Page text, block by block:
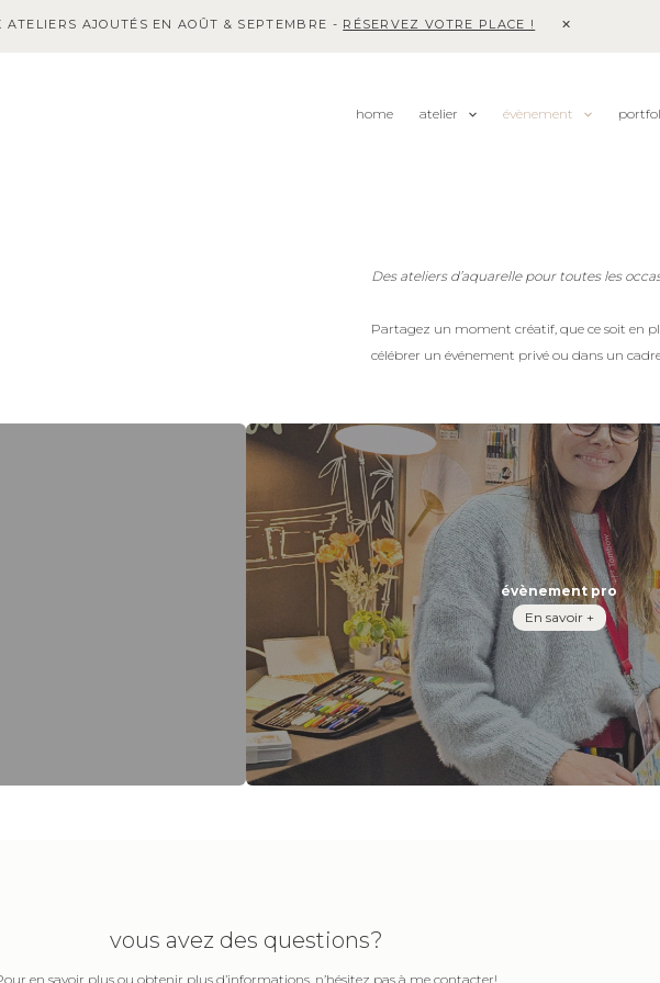
ATELIERS AJOUTÉS EN AOÛT & SEPTEMBRE - RÉSERVEZ VOTRE PLACE !
home atelier évènement
Des ateliers d’aquarelle pour toutes les
Partagez un moment créatif, que ce soit en
célébrer un événement privé ou dans un
évènement pro
En savoir +
vous avez des questions?
en savoir plus ou obtenir plus d’informations, n’hésitez pas à me contacter!